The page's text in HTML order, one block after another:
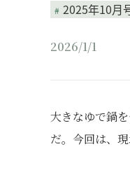
2025年10月
2026/1/1
大きなゆで鍋
だ。今回は、